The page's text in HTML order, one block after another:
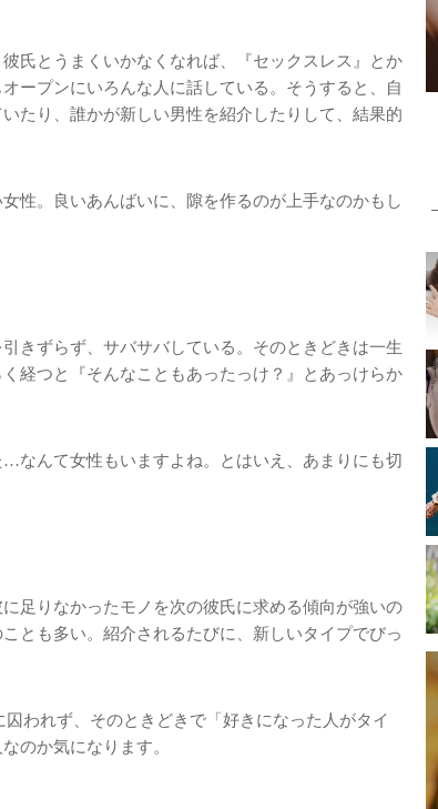
氏とうまくいかなくなれば、『セックスレス』とか
ープンにいろんな人に話している。そうすると、自
たり、誰かが新しい男性を紹介したりして、結果的
性。良いあんばいに、隙を作るのが上手なのかもし
きずらず、サバサバしている。そのときどきは一生
経つと『そんなこともあったっけ？』とあっけらか
んて女性もいますよね。とはいえ、あまりにも切
足りなかったモノを次の彼氏に求める傾向が強いの
とも多い。紹介されるたびに、新しいタイプでびっ
われず、そのときどきで「好きになった人がタイ
のか気になります。